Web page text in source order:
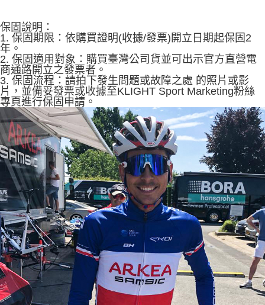
保固說明：
1. 保固期限：依購買證明(收據/發票)開立日期起保固2
年。
2. 保固適用對象：購買臺灣公司貨並可出示官方直營電
商通路開立之發票者。
3. 保固流程：請拍下發生問題或故障之處 的照片或影
片，並備妥發票或收據至KLIGHT Sport Marketing粉絲
專頁進行保固申請。